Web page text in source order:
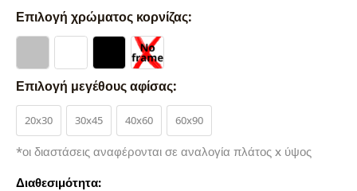
Επιλογή χρώματος κορνίζας:
Επιλογή μεγέθους αφίσας:
20x30 30x45 40x60 60x90
*οι διαστάσεις αναφέρονται σε αναλογία πλάτος x ύψος
Διαθεσιμότητα: